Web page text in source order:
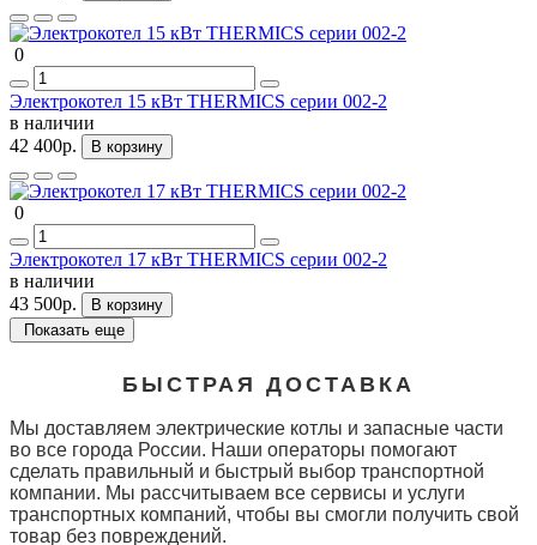
0
Электрокотел 15 кВт THERMICS серии 002-2
в наличии
42 400р.
В корзину
0
Электрокотел 17 кВт THERMICS серии 002-2
в наличии
43 500р.
В корзину
Показать еще
БЫСТРАЯ ДОСТАВКА
Мы доставляем электрические котлы и запасные части
во все города России. Наши операторы помогают
сделать правильный и быстрый выбор транспортной
компании. Мы рассчитываем все сервисы и услуги
транспортных компаний, чтобы вы смогли получить свой
товар без повреждений.